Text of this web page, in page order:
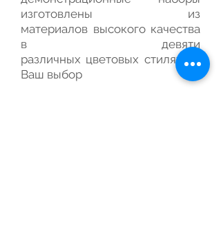
изготовлены из
материалов высокого качества
в девяти
различных цветовых стилях на
Ваш выбор